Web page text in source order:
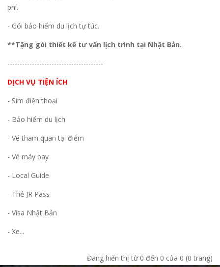
phí.
- Gói bảo hiểm du lịch tự túc.
**Tặng gói thiết kế tư vấn lịch trình tại Nhật Bản.
---------------------------------------
DỊCH VỤ TIỆN ÍCH
- Sim điện thoại
- Bảo hiểm du lịch
- Vé tham quan tại điểm
- Vé máy bay
- Local Guide
- Thẻ JR Pass
- Visa Nhật Bản
- Xe...
Đang hiển thị từ 0 đến 0 của 0 (0 trang)